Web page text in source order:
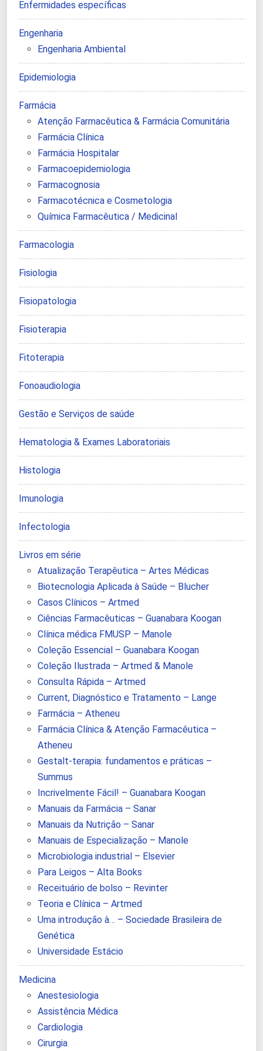
Enfermidades específicas
Engenharia
Engenharia Ambiental
Epidemiologia
Farmácia
Atenção Farmacêutica & Farmácia Comunitária
Farmácia Clínica
Farmácia Hospitalar
Farmacoepidemiologia
Farmacognosia
Farmacotécnica e Cosmetologia
Química Farmacêutica / Medicinal
Farmacologia
Fisiologia
Fisiopatologia
Fisioterapia
Fitoterapia
Fonoaudiologia
Gestão e Serviços de saúde
Hematologia & Exames Laboratoriais
Histologia
Imunologia
Infectologia
Livros em série
Atualização Terapêutica – Artes Médicas
Biotecnologia Aplicada à Saúde – Blucher
Casos Clínicos – Artmed
Ciências Farmacêuticas – Guanabara Koogan
Clínica médica FMUSP – Manole
Coleção Essencial – Guanabara Koogan
Coleção Ilustrada – Artmed & Manole
Consulta Rápida – Artmed
Current, Diagnóstico e Tratamento – Lange
Farmácia – Atheneu
Farmácia Clínica & Atenção Farmacêutica –
Atheneu
Gestalt-terapia: fundamentos e práticas –
Summus
Incrivelmente Fácil! – Guanabara Koogan
Manuais da Farmácia – Sanar
Manuais da Nutrição – Sanar
Manuais de Especialização – Manole
Microbiologia industrial – Elsevier
Para Leigos – Alta Books
Receituário de bolso – Revinter
Teoria e Clínica – Artmed
Uma introdução à… – Sociedade Brasileira de
Genética
Universidade Estácio
Medicina
Anestesiologia
Assistência Médica
Cardiologia
Cirurgia